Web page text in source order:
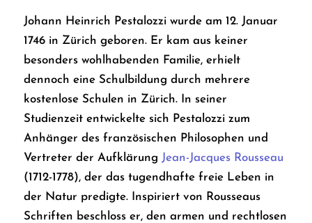
Johann Heinrich Pestalozzi wurde am 12. Januar
1746 in Zürich geboren. Er kam aus keiner
besonders wohlhabenden Familie, erhielt
dennoch eine Schulbildung durch mehrere
kostenlose Schulen in Zürich. In seiner
Studienzeit entwickelte sich Pestalozzi zum
Anhänger des französischen Philosophen und
Vertreter der Aufklärung Jean-Jacques Rousseau
(1712-1778), der das tugendhafte freie Leben in
der Natur predigte. Inspiriert von Rousseaus
Schriften beschloss er, den armen und rechtlosen